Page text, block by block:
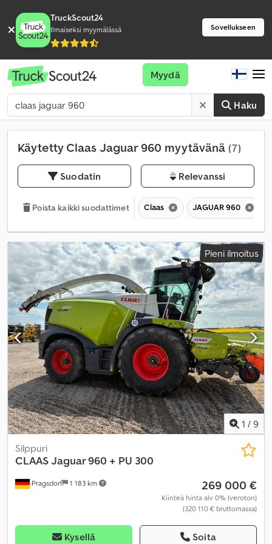
TruckScout24
Ilmaiseksi myymälässä Sovellukseen
Haku
Myydä
Käytetty Claas Jaguar 960 myytävänä (7)
Suodatin Relevanssi
Poista kaikki suodattimet Claas JAGUAR 960
Pieni ilmoitus
1 / 9
Pragsdorf 1 183 km
Silppuri
CLAASJaguar 960 + PU 300
269 000 €
Kiinteä hinta alv 0% (veroton)
(320 110 € bruttomassa)
Kysellä Soita